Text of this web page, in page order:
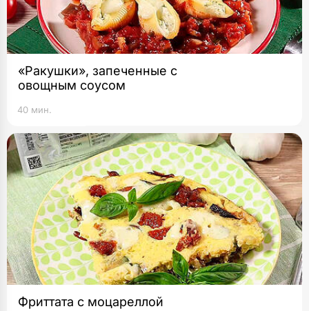
«Ракушки», запеченные с
овощным соусом
40 мин.
Фриттата с моцареллой